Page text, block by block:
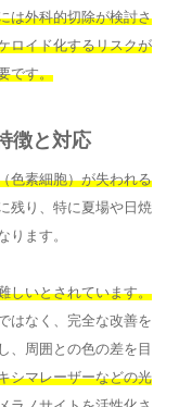
は外科的切除が検討さ
ロイド化するリスクが
です。
徴と対応
色素細胞）が失われる
残り、特に夏場や日焼
ります。
しいとされています。
はなく、完全な改善を
、周囲との色の差を目
シマレーザーなどの光